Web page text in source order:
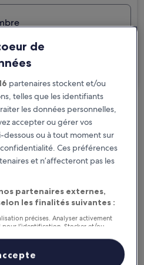
gratuite en cas de
pour chaque
aux Prix membres
ces dates
de
partenaires stockent et/ou
telles que les identifiants
les données personnelles,
accepter ou gérer vos
ou à tout moment sur
Ces préférences
et n’affecteront pas les
partenaires externes,
les finalités suivantes :
précises. Analyser activement
pour l’identification. Stocker et/ou
des publicités et du contenu,
de services.